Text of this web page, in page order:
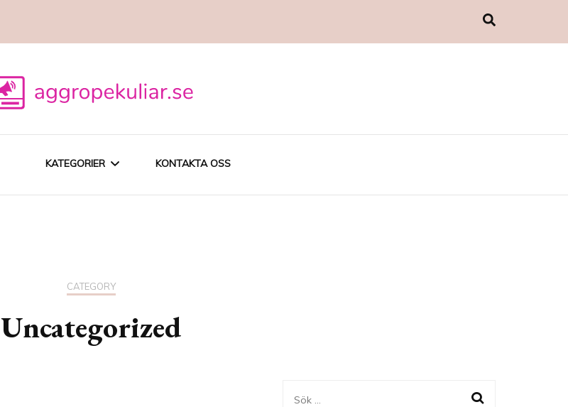
KATEGORIER
MARKNADSFÖRING
TRADITIONELL
MARKNADSFÖRING
KONTAKTA OSS
CATEGORY
Uncategorized
Sök